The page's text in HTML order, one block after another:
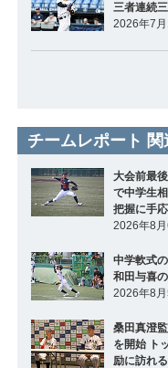
三者連続
2026年7月
チームレポート 関
大会前最
で中学生
把握に手応
2026年8月
中学軟式
和田与喜
2026年8月
桑田真澄
を開始 ト
励に訪れる